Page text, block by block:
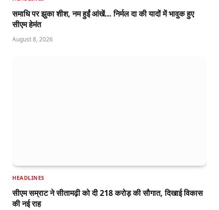
समाधि पर झुका शीश, नम हुईं आंखें… निर्मल दा की यादों में भावुक हुए
सीएम हेमंत
August 8, 2026
HEADLINES
सीएम सम्राट ने सीतामढ़ी को दी 218 करोड़ की सौगात, दिखाई विकास
की नई राह